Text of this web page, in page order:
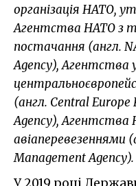
організація НАТО,
Агентства НАТО з
постачання (англ.
Agency), Агентства
(англ. Central
Agency), Агентства
авіаперевезеннями
Management Agency).